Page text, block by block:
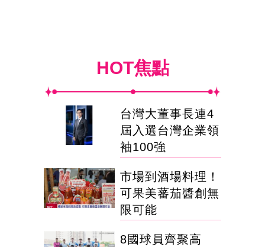
HOT焦點
台灣大董事長連4
屆入選台灣企業領
袖100強
市場到酒場料理！
可果美蕃茄醬創無
限可能
8國球員齊聚高